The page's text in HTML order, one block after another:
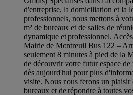
d'entreprise, la domiciliation et la
professionnels, nous mettons à
m² de bureaux et de salles de
dynamique et professionnel.
Mairie de Montreuil Bus 122 –
seulement 8 minutes à pied de la
de découvrir votre futur espace
dès aujourd'hui pour plus
visite. Nous nous ferons un plaisir
bureaux et de répondre à toutes